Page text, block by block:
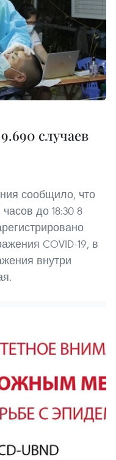
случаев
сообщило, что
до 18:30 8
COVID-19, в
внутри